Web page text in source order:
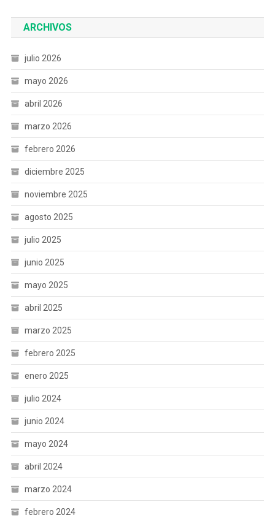
ARCHIVOS
julio 2026
mayo 2026
abril 2026
marzo 2026
febrero 2026
diciembre 2025
noviembre 2025
agosto 2025
julio 2025
junio 2025
mayo 2025
abril 2025
marzo 2025
febrero 2025
enero 2025
julio 2024
junio 2024
mayo 2024
abril 2024
marzo 2024
febrero 2024